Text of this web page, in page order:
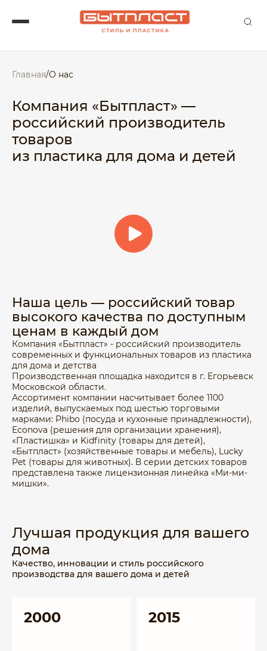
Главная/О нас
Компания «Бытпласт» —
российский производитель
товаров
из пластика для дома и детей
Наша цель — российский товар
высокого качества по доступным
ценам в каждый дом
Компания «Бытпласт» - российский производитель
современных и функциональных товаров из пластика
для дома и детства
Производственная площадка находится в г. Егорьевск
Московской области.
Ассортимент компании насчитывает более 1100
изделий, выпускаемых под шестью торговыми
марками: Phibo (посуда и кухонные принадлежности),
Econova (решения для организации хранения),
«Пластишка» и Kidfinity (товары для детей),
«Бытпласт» (хозяйственные товары и мебель), Lucky
Pet (товары для животных). В серии детских товаров
представлена также лицензионная линейка «Ми-ми-
мишки».
Лучшая продукция для вашего
дома
Качество, инновации и стиль российского
производства для вашего дома и детей
2000 2015